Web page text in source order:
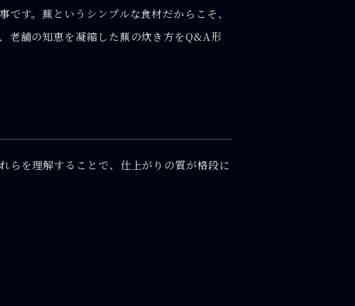
す。蕪というシンプルな食材だからこそ、
老舗の知恵を凝縮した蕪の炊き方をQ&A形
らを理解することで、仕上がりの質が格段に